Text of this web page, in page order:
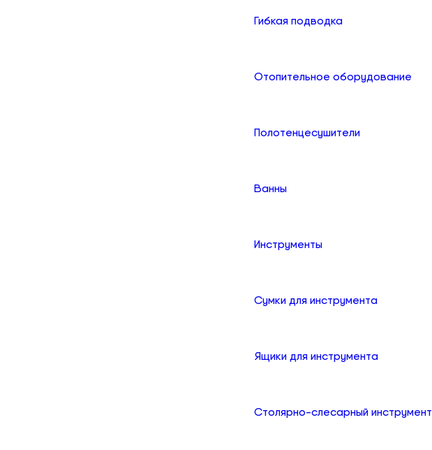
Гибкая подводка
Отопительное оборудование
Полотенцесушители
Ванны
Инструменты
Сумки для инструмента
Ящики для инструмента
Столярно-слесарный инструмент